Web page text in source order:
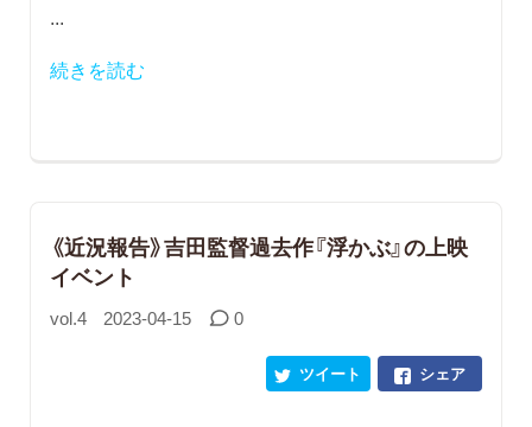
...
続きを読む
《近況報告》吉田監督過去作『浮かぶ』の上映
イベント
vol.4 2023-04-15 0
シェア
ツイート